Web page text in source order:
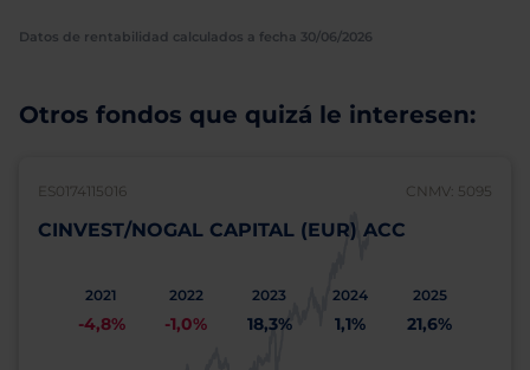
Datos de rentabilidad calculados a fecha 30/06/2026
Otros fondos que quizá le interesen:
ES0174115016 CNMV: 5095
CINVEST/NOGAL CAPITAL (EUR) ACC
2021
-4,8%
2022
-1,0%
2023
18,3%
2024
1,1%
2025
21,6%